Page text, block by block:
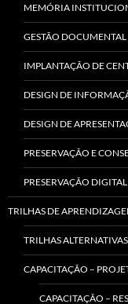
MEMÓRIA
GESTÃO DOCUMENTAL
IMPLANTAÇÃO DE
DESIGN DE
DESIGN DE
PRESERVAÇÃO E
PRESERVAÇÃO DIGITAL
TRILHAS DE
TRILHAS
CAPACITAÇÃO –
CAPACITAÇÃO –